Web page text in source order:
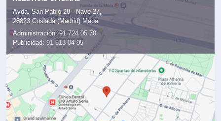
Avda. San Pablo 28 - Nave 27,
28823 Coslada (Madrid) Mapa
Administración: 91 724 05 70
Publicidad: 91 513 04 95